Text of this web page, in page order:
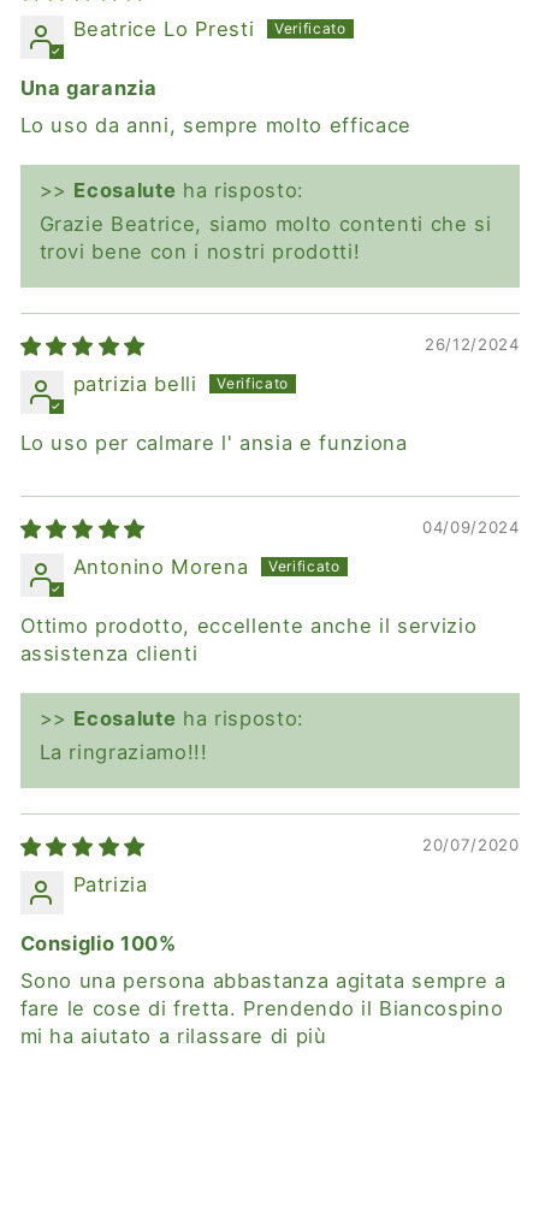
Beatrice Lo Presti
Una garanzia
Lo uso da anni, sempre molto efficace
>> Ecosalute ha risposto:
Grazie Beatrice, siamo molto contenti che si
trovi bene con i nostri prodotti!
26/12/2024
patrizia belli
Lo uso per calmare l' ansia e funziona
04/09/2024
Antonino Morena
Ottimo prodotto, eccellente anche il servizio
assistenza clienti
>> Ecosalute ha risposto:
La ringraziamo!!!
20/07/2020
Patrizia
Consiglio 100%
Sono una persona abbastanza agitata sempre a
fare le cose di fretta. Prendendo il Biancospino
mi ha aiutato a rilassare di più